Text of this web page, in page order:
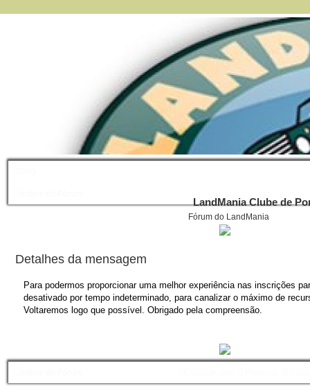
LandMania Clube de
Fórum do LandMania
Detalhes da mensagem
Para podermos proporcionar uma melhor experiência nas inscrições
desativado por tempo indeterminado, para canalizar o máximo de
Voltaremos logo que possível. Obrigado pela compreensão.